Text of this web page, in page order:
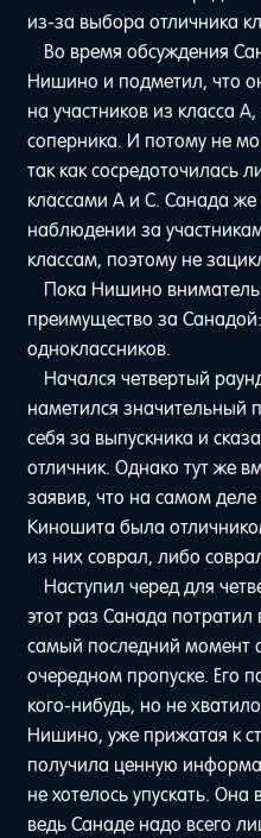
из-за выбора отличника
Во время обсуждения
Нишино и подметил, что
на участников из класса
соперника. И потому не
так как сосредоточилась
классами A и C. Санада
наблюдении за
классам, поэтому не
Пока Нишино
преимущество за
одноклассников.
Начался четвертый
наметился значительный
себя за выпускника и
отличник. Однако тут же
заявив, что на самом деле
Киношита была
из них соврал, либо
Наступил черед для
этот раз Санада
самый последний момент
очередном пропуске. Его
кого-нибудь, но не
Нишино, уже прижатая к
получила ценную
не хотелось упускать.
ведь Санаде надо всего